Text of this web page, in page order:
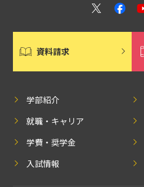
資料請求
学部紹介
就職・キャリア
学費・奨学金
入試情報